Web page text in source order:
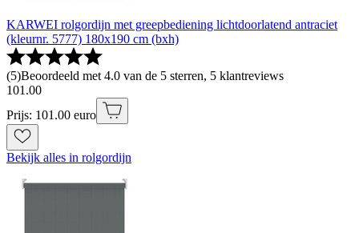
KARWEI rolgordijn met greepbediening lichtdoorlatend antraciet
(kleurnr. 5777) 180x190 cm (bxh)
(5)Beoordeeld met 4.0 van de 5 sterren, 5 klantreviews
101.00
Prijs: 101.00 euro
Bekijk alles in rolgordijn